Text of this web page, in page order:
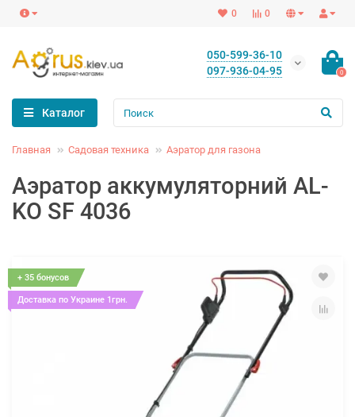
0
0
050-599-36-10
097-936-04-95
0
Каталог
Главная Садовая техника Аэратор для газона
Аэратор аккумуляторний AL-
KO SF 4036
+ 35 бонусов
Доставка по Украине 1грн.